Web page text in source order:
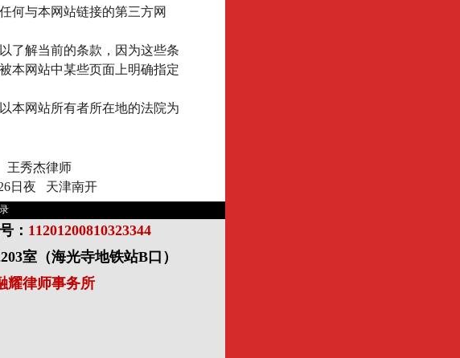
何与本网站链接的第三方网
了解当前的条款，因为这些条
本网站中某些页面上明确指定
本网站所有者所在地的法院为
杰律师
日 夜 天津南开
： 11201200810323344
室（海光寺地铁站B口）
耀律师事务所